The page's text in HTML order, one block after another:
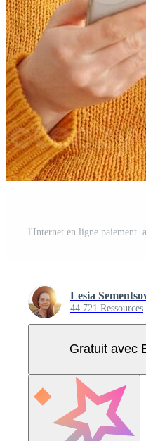
Lesia
44 721 Ressources
Gratuit avec